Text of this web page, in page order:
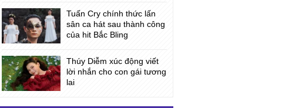
Tuấn Cry chính thức lấn
sân ca hát sau thành công
của hit Bắc Bling
Thúy Diễm xúc động viết
lời nhắn cho con gái tương
lai